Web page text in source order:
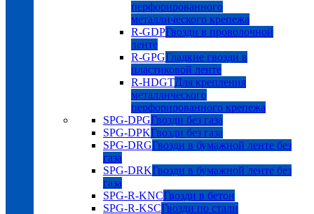
перфорированного
металлического крепежа
R-GDPГвозди в проволочной
ленте
R-GPGГладкие гвозди в
пластиковой ленте
R-HDGTДля крепления
металлического
перфорированного крепежа
SPG-DPGГвозди без газа
SPG-DPKГвозди без газа
SPG-DRGГвозди в бумажной ленте без
газа
SPG-DRKГвозди в бумажной ленте без
газа
SPG-R-KNCГвозди в бетон
SPG-R-KSCГвозди по стали